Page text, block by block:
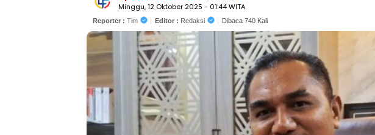
Minggu, 12 Oktober 2025 - 01:44 WITA
Reporter : Tim Editor : Redaksi Dibaca 740 Kali